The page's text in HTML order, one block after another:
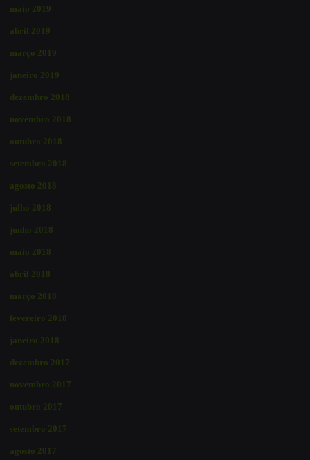
maio 2019
abril 2019
março 2019
janeiro 2019
dezembro 2018
novembro 2018
outubro 2018
setembro 2018
agosto 2018
julho 2018
junho 2018
maio 2018
abril 2018
março 2018
fevereiro 2018
janeiro 2018
dezembro 2017
novembro 2017
outubro 2017
setembro 2017
agosto 2017